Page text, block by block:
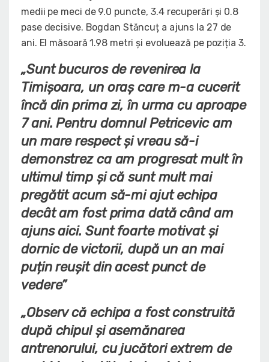
medii pe meci de 9.0 puncte, 3.4 recuperări și 0.8
pase decisive. Bogdan Stăncuț a ajuns la 27 de
ani. El măsoară 1.98 metri și evoluează pe poziția 3.
„Sunt bucuros de revenirea la
Timișoara, un oraș care m-a cucerit
încă din prima zi, în urma cu aproape
7 ani. Pentru domnul Petricevic am
un mare respect și vreau să-i
demonstrez ca am progresat mult în
ultimul timp și că sunt mult mai
pregătit acum să-mi ajut echipa
decât am fost prima dată când am
ajuns aici. Sunt foarte motivat și
dornic de victorii, după un an mai
puțin reușit din acest punct de
vedere”
„Observ că echipa a fost construită
după chipul şi asemănarea
antrenorului, cu jucători extrem de